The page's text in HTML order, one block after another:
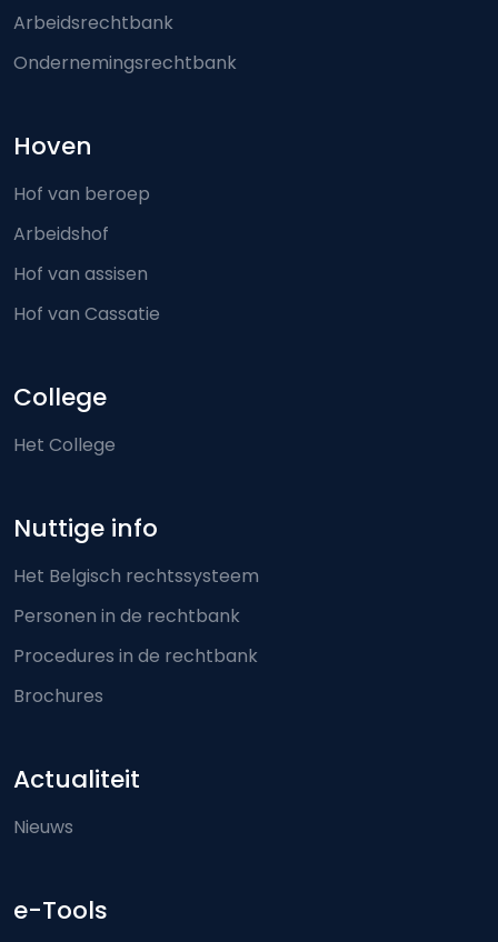
Arbeidsrechtbank
Ondernemingsrechtbank
Hoven
Hof van beroep
Arbeidshof
Hof van assisen
Hof van Cassatie
College
Het College
Nuttige info
Het Belgisch rechtssysteem
Personen in de rechtbank
Procedures in de rechtbank
Brochures
Actualiteit
Nieuws
e-Tools